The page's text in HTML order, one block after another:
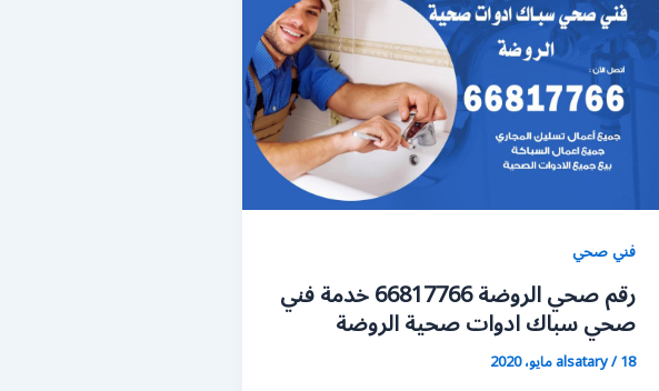
فني صحي
رقم صحي الروضة 66817766 خدمة فني
صحي سباك ادوات صحية الروضة
alsatary/18 مايو، 2020